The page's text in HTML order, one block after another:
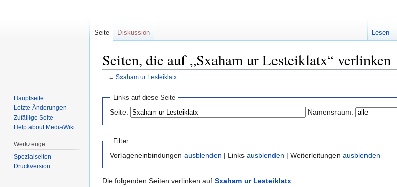
Seiten, die auf „Sxaham ur Lesteiklatx“ verlinken
← Sxaham ur Lesteiklatx
Navigation
springen
springen
Links auf diese Seite
Seite: Namensraum:
Filter
Vorlageneinbindungen ausblenden | Links ausblenden | Weiterleitungen ausblenden
Die folgenden Seiten verlinken auf Sxaham ur Lesteiklatx:
Seite Diskussion Lesen
Hauptseite
Letzte Änderungen
Zufällige Seite
Help about MediaWiki
Werkzeuge
Spezialseiten
Druckversion